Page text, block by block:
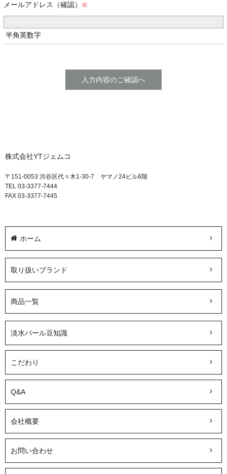
メールアドレス（確認）
半角英数字
株式会社YTジェムコ
〒151-0053 渋谷区代々木1-30-7 ヤマノ24ビル6階
TEL 03-3377-7444
FAX 03-3377-7445
ホーム
取り扱いブランド
商品一覧
淡水パール豆知識
こだわり
Q&A
会社概要
お問い合わせ